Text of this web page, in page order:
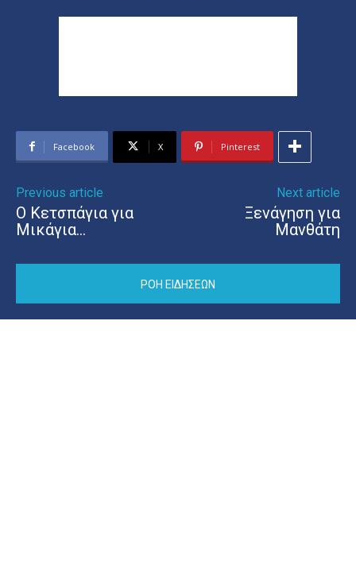
Facebook X Pinterest
Previous article
Ο Κετσπάγια για
Μικάγια…
Next article
Ξενάγηση για
Μανθάτη
ΡΟΗ ΕΙΔΗΣΕΩΝ